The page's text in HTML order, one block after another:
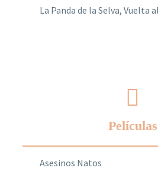
La Panda de la Selva, Vuelta
Películas
Asesinos Natos